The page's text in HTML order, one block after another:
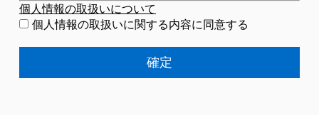
個人情報の取扱いについて
個人情報の取扱いに関する内容に同意する